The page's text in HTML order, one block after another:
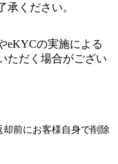
承ください。
eKYCの実施による
ただく場合がござい
却前にお客様自身で削除